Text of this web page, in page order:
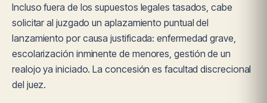
Incluso fuera de los supuestos legales tasados, cabe
solicitar al juzgado un aplazamiento puntual del
lanzamiento por causa justificada: enfermedad grave,
escolarización inminente de menores, gestión de un
realojo ya iniciado. La concesión es facultad discrecional
del juez.